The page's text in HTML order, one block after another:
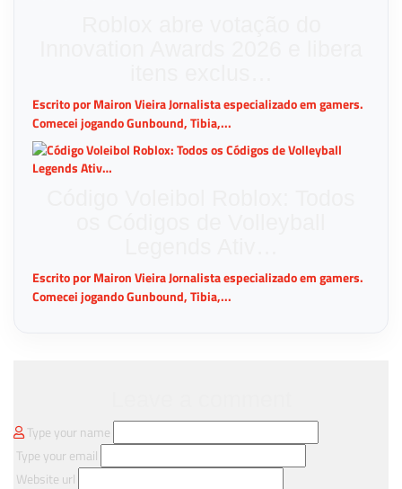
Escrito por Mairon Vieira Jornalista especializado em gamers.
Comecei jogando Gunbound, Tibia,...
Escrito por Mairon Vieira Jornalista especializado em gamers.
Comecei jogando Gunbound, Tibia,...
Type your name
Type your email
Website url